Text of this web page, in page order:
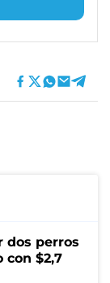
dos perros
con $2,7